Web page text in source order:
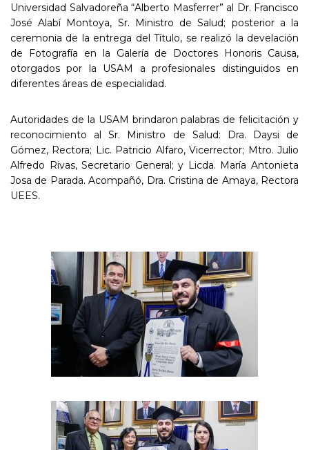
Universidad Salvadoreña “Alberto Masferrer” al Dr. Francisco
José Alabí Montoya, Sr. Ministro de Salud; posterior a la
ceremonia de la entrega del Título, se realizó la develación
de Fotografía en la Galería de Doctores Honoris Causa,
otorgados por la USAM a profesionales distinguidos en
diferentes áreas de especialidad.
Autoridades de la USAM brindaron palabras de felicitación y
reconocimiento al Sr. Ministro de Salud: Dra. Daysi de
Gómez, Rectora; Lic. Patricio Alfaro, Vicerrector; Mtro. Julio
Alfredo Rivas, Secretario General; y Licda. María Antonieta
Josa de Parada. Acompañó, Dra. Cristina de Amaya, Rectora
UEES.